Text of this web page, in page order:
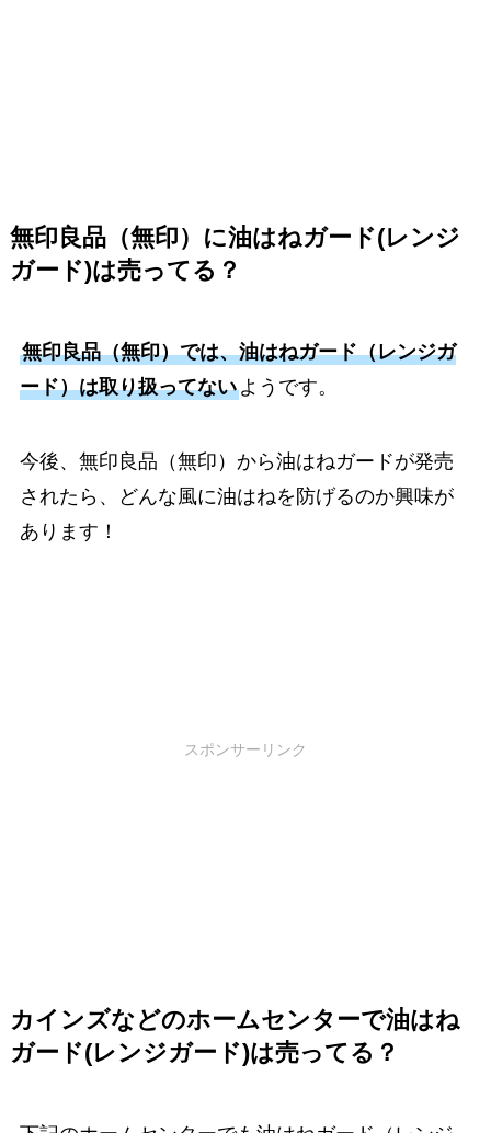
無印良品（無印）に油はねガード(レンジ
ガード)は売ってる？
無印良品（無印）では、油はねガード（レンジガ
ード）は取り扱ってないようです。
今後、無印良品（無印）から油はねガードが発売
されたら、どんな風に油はねを防げるのか興味が
あります！
スポンサーリンク
カインズなどのホームセンターで油はね
ガード(レンジガード)は売ってる？